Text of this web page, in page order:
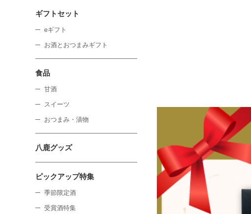
ギフトセット
eギフト
お酒とおつまみギフト
食品
甘酒
スイーツ
おつまみ・漬物
八鹿グッズ
ピックアップ特集
季節限定酒
受賞酒特集